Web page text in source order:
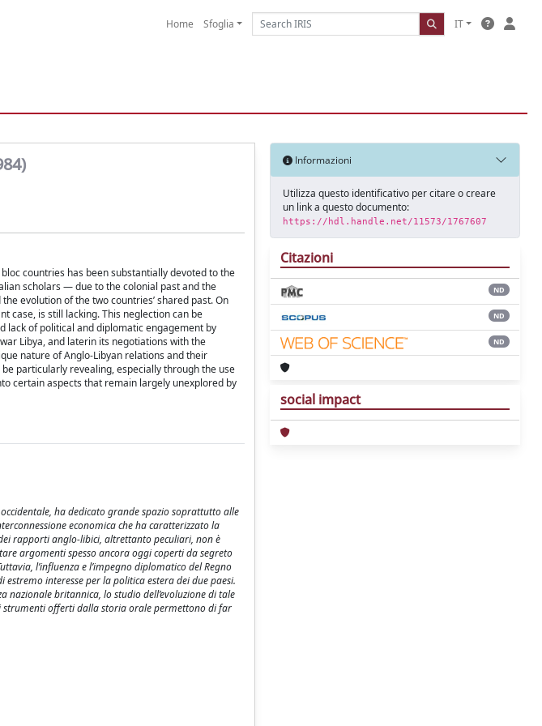
Home Sfoglia IT
countries has been substantially devoted to the
scholars — due to the colonial past and the
evolution of the two countries’ shared past. On
case, is still lacking. This neglection can be
lack of political and diplomatic engagement by
Libya, and laterin its negotiations with the
nature of Anglo-Libyan relations and their
particularly revealing, especially through the use
certain aspects that remain largely unexplored by
ha dedicato grande spazio soprattutto alle
economica che ha caratterizzato la
rapporti anglo-libici, altrettanto peculiari, non è
argomenti spesso ancora oggi coperti da segreto
l’influenza e l’impegno diplomatico del Regno
interesse per la politica estera dei due paesi.
nazionale britannica, lo studio dell’evoluzione di tale
strumenti offerti dalla storia orale permettono di far
Informazioni
Utilizza questo identificativo per citare o creare
un link a questo documento:
https://hdl.handle.net/11573/1767607
Citazioni
ND
ND
ND
social impact